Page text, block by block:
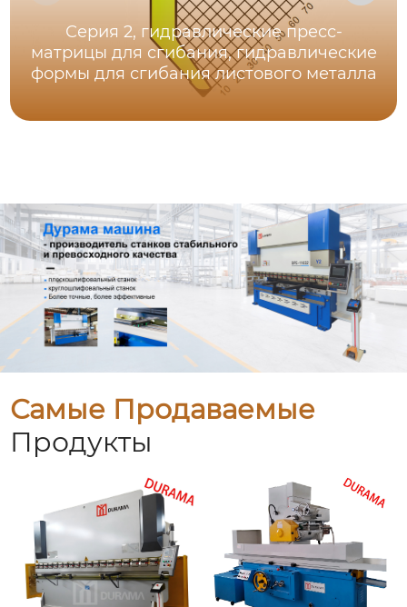
Серия 2, гидравлические пресс-
матрицы для сгибания, гидравлические
формы для сгибания листового металла
Самые Продаваемые
Продукты